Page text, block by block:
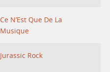
Ce N’Est Que De La
Musique
Jurassic Rock